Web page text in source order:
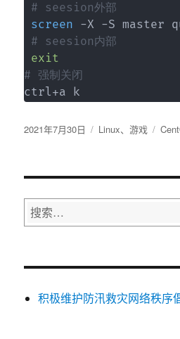
# seesion外部
screen -X -S master
# seesion内部
exit
# 强制关闭
ctrl+a k
发
2021年7月30日
分
Linux、游戏
标
搜
索
积极维护防汛救灾网络秩序